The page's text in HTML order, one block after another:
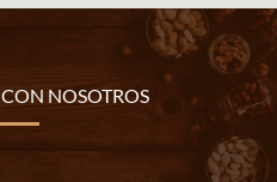
NOSOTROS